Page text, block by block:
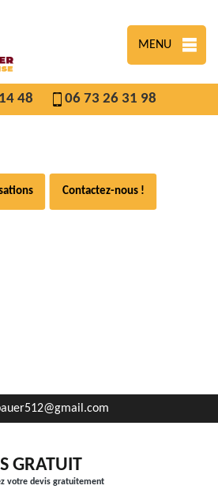
MENU
48 06 73 26 31 98
Contactez-nous !
GRATUIT
votre devis gratuitement